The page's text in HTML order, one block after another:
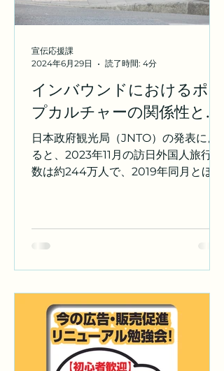
と印刷を行います。高品質な印刷物
で、イベントの魅力を最大限に引き出
ェブサイトを活用した効果的なプロモ
す。デジタルマーケティングの専門知
識を駆使して、イベントの認知度を向
ト当日の運営サポートもお任せくださ
い。スタッフの配置や進行管理など、
スムーズな運営を実現しま
インバウンドにおけるポッ
プカルチャーの関係性と取
り組みが面白い！
日本政府観光局（JNTO）の発表によ
ると、2023年11月の訪日外国人旅行者
数は約244万人で、2019年同月とほぼ
ャーの関係は非常に密接で、多くの観
などのポップカルチャーに魅了されて
訪れています。 今日はマツモト印刷宣
伝応援課が調べた具体的な事例やトレ
ンドを紹介します！ アニメツーリズム
宣伝応援課
2024年6月29日
読了時間: 4分